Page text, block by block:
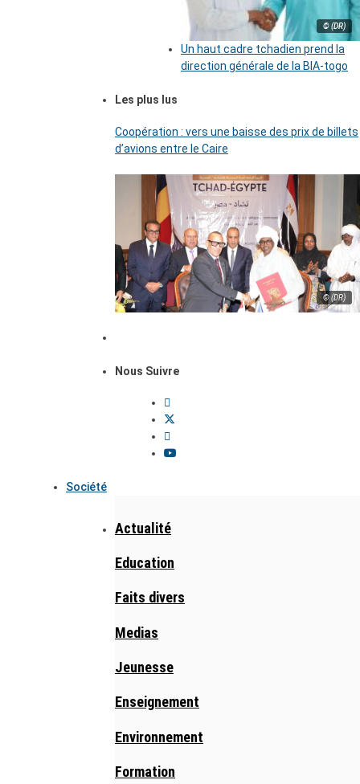
© (DR)
Un haut cadre tchadien prend la
direction générale de la BIA-togo
Les plus lus
Coopération : vers une baisse des prix de billets
d’avions entre le Caire
© (DR)
Nous Suivre
Société
Actualité
Education
Faits divers
Medias
Jeunesse
Enseignement
Environnement
Formation